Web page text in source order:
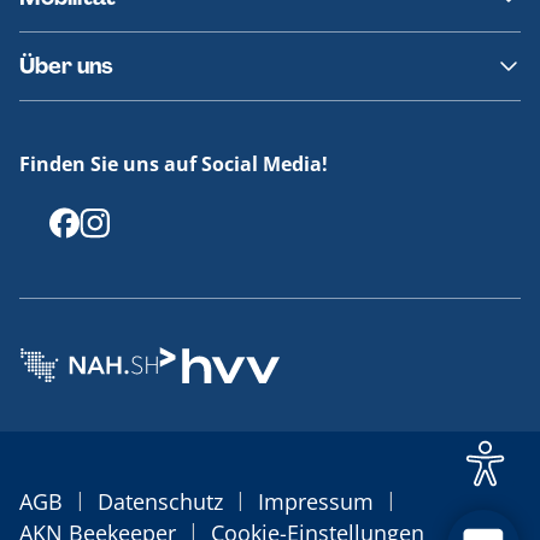
Fundsachen
Häufige Fragen
Barrierefreies Reisen
Erklärung Barrierefreiheit
Über uns
Offenlegungen
Finden Sie uns auf Social Media!
AGB | Datenschutz | Impressum |
AKN Beekeeper | Cookie-Einstellungen